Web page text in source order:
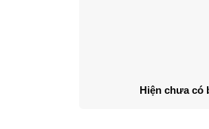
Hiện chưa có